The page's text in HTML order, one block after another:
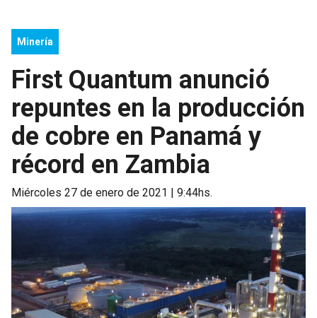
Minería
First Quantum anunció
repuntes en la producción
de cobre en Panamá y
récord en Zambia
miércoles 27 de enero de 2021 | 9:44hs.